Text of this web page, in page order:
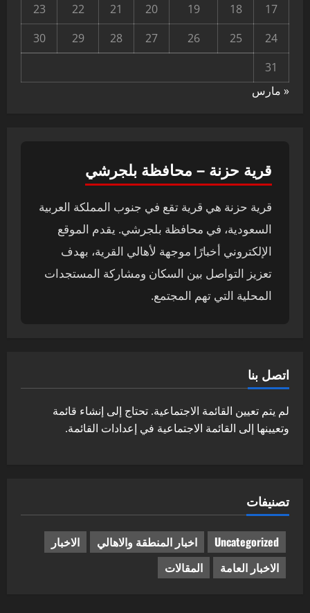
17
18
19
20
21
22
23
24
25
26
27
28
29
30
31
« مارس
قرية حزنة – محافظة بلجرشي
قرية حزنة هي قرية تقع في جنوب المملكة العربية
السعودية، في محافظة بلجرشي. يقدم الموقع
الإلكتروني أخبارًا موجهة لأهالي القرية، بهدف
تعزيز التواصل بين السكان ومشاركة المستجدات
المحلية التي تهم المجتمع.
اتصل بنا
لم يتم تعيين القائمة الاجتماعية. تحتاج إلى إنشاء قائمة
وتعيينها إلى القائمة الاجتماعية في إعدادات القائمة.
تصنيفات
Uncategorized اخبار المنطقة والاهالي
الاخبار
الاخبار العامة
المقالات